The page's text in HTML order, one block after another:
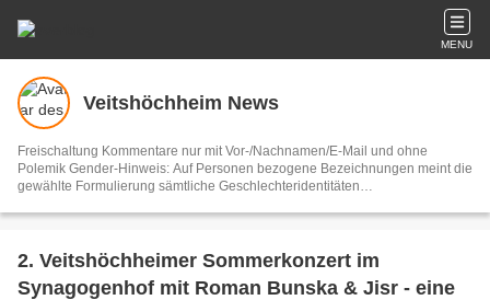
MENU
Veitshöchheim News
Freischaltung Kommentare nur mit Vor-/Nachnamen/E-Mail und ohne
Polemik Gender-Hinweis: Auf Personen bezogene Bezeichnungen meint die
gewählte Formulierung sämtliche Geschlechteridentitäten
GVO ist ausschließlich Sache der Overblog-Hosting-Plattform. Ihre E-Mail-
2. Veitshöchheimer Sommerkonzert im
Synagogenhof mit Roman Bunska & Jisr - eine